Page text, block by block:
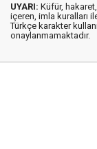
UYARI: Küfür,
içeren, imla kuralları
Türkçe karakter
onaylanmamaktadır.